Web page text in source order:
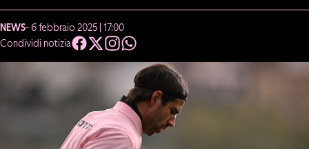
NEWS- 6 febbraio 2025 | 17:00
Condividi notizia